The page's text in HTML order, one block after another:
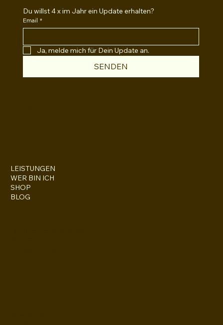
LEISTUNGEN
WER BIN ICH
SHOP
BLOG
Du willst 4 x im Jahr ein Update erhalten?
Email *
Ja, melde mich für Dein Update an.
SENDEN